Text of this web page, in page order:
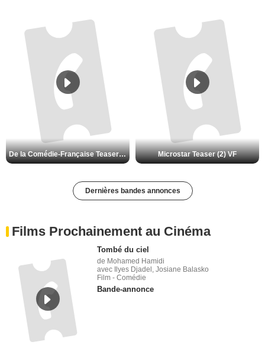
De la Comédie-Française Teaser (3) VF Microstar Teaser (2) VF
Dernières bandes annonces
Films Prochainement au Cinéma
Tombé du ciel
de Mohamed Hamidi
avec Ilyes Djadel, Josiane Balasko
Film - Comédie
Bande-annonce